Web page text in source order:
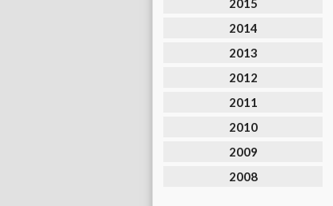
2015
2014
2013
2012
2011
2010
2009
2008